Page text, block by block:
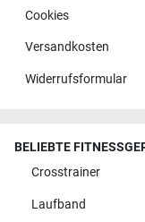
Cookies
Versandkosten
Widerrufsformular
BELIEBTE
Crosstrainer
Laufband